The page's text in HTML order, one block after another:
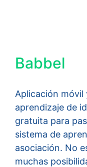
Babbel
Aplicación móvil
aprendizaje de
gratuita para
sistema de
asociación. No
muchas